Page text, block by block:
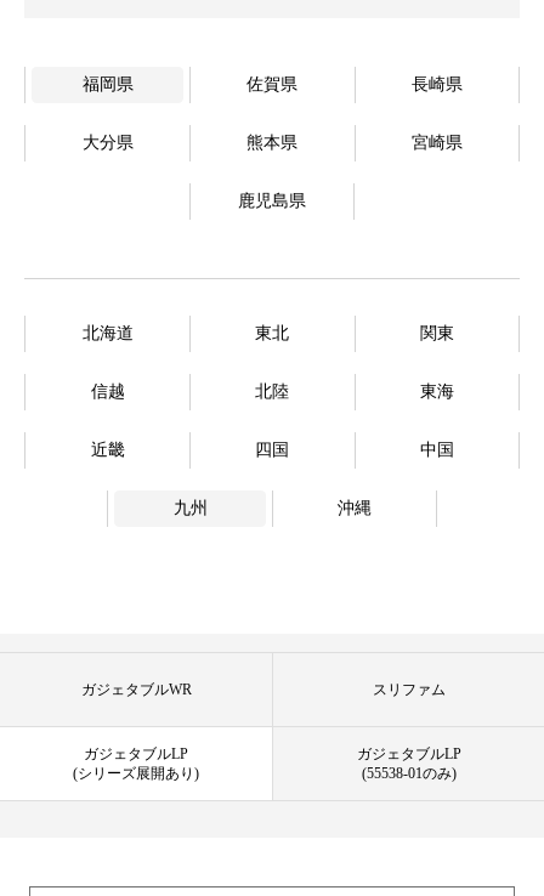
福岡県 佐賀県 長崎県
大分県 熊本県 宮崎県
鹿児島県
北海道 東北 関東
信越 北陸 東海
近畿 四国 中国
九州 沖縄
ガジェタブルWR スリファム
ガジェタブルLP
(シリーズ展開あり)
ガジェタブルLP
(55538-01のみ)